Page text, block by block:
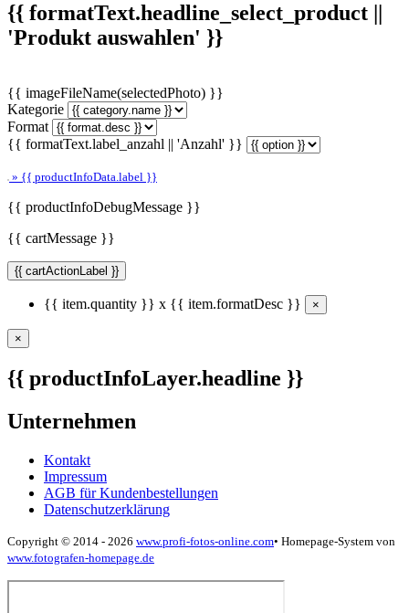
{{ formatText.headline_select_product ||
'Produkt auswahlen' }}
{{ imageFileName(selectedPhoto) }}
Kategorie
Format
{{ formatText.label_anzahl || 'Anzahl' }}
» {{ productInfoData.label }}
{{ productInfoDebugMessage }}
{{ cartMessage }}
{{ cartActionLabel }}
{{ item.quantity }} x {{ item.formatDesc }} ×
×
{{ productInfoLayer.headline }}
Unternehmen
Kontakt
Impressum
AGB für Kundenbestellungen
Datenschutzerklärung
Copyright © 2014 - 2026 www.profi-fotos-online.com• Homepage-System von
www.fotografen-homepage.de